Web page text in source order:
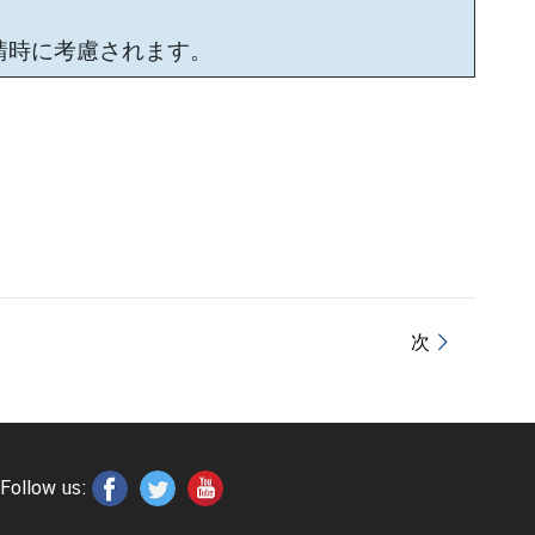
に考慮されます。
次
Follow us: